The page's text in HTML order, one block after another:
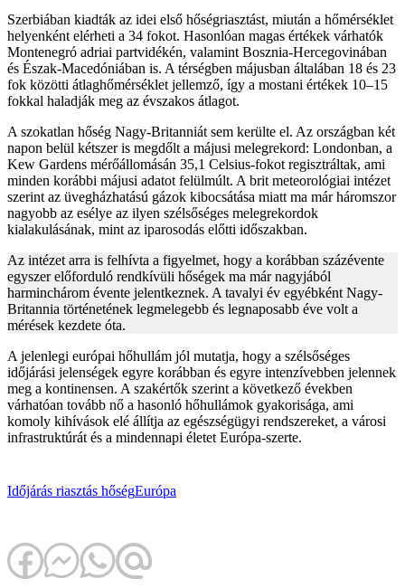
Szerbiában kiadták az idei első hőségriasztást, miután a hőmérséklet
helyenként elérheti a 34 fokot. Hasonlóan magas értékek várhatók
Montenegró adriai partvidékén, valamint Bosznia-Hercegovinában
és Észak-Macedóniában is. A térségben májusban általában 18 és 23
fok közötti átlaghőmérséklet jellemző, így a mostani értékek 10–15
fokkal haladják meg az évszakos átlagot.
A szokatlan hőség Nagy-Britanniát sem kerülte el. Az országban két
napon belül kétszer is megdőlt a májusi melegrekord: Londonban, a
Kew Gardens mérőállomásán 35,1 Celsius-fokot regisztráltak, ami
minden korábbi májusi adatot felülmúlt. A brit meteorológiai intézet
szerint az üvegházhatású gázok kibocsátása miatt ma már háromszor
nagyobb az esélye az ilyen szélsőséges melegrekordok
kialakulásának, mint az iparosodás előtti időszakban.
Az intézet arra is felhívta a figyelmet, hogy a korábban százévente
egyszer előforduló rendkívüli hőségek ma már nagyjából
harminchárom évente jelentkeznek. A tavalyi év egyébként Nagy-
Britannia történetének legmelegebb és legnaposabb éve volt a
mérések kezdete óta.
A jelenlegi európai hőhullám jól mutatja, hogy a szélsőséges
időjárási jelenségek egyre korábban és egyre intenzívebben jelennek
meg a kontinensen. A szakértők szerint a következő években
várhatóan tovább nő a hasonló hőhullámok gyakorisága, ami
komoly kihívások elé állítja az egészségügyi rendszereket, a városi
infrastruktúrát és a mindennapi életet Európa-szerte.
Időjárás riasztás hőségEurópa